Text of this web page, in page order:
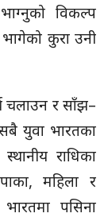
विकल्प
कुरा उनी
चलाउन र साँझ–
सबै युवा भारतका
राधिका
महिला र
पसिना